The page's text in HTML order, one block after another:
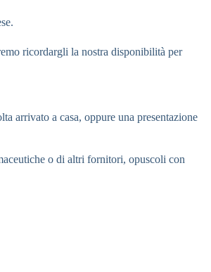
ricordargli la nostra disponibilità per
arrivato a casa, oppure una presentazione
o di altri fornitori, opuscoli con